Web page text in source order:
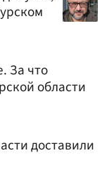
За что
области
доставили